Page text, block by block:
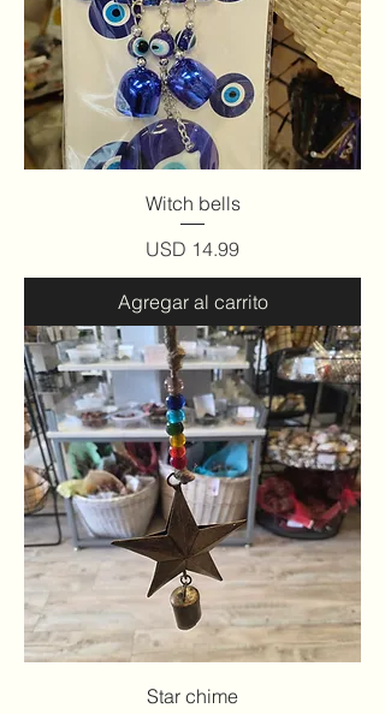
Witch bells
Precio
USD 14.99
Agregar al carrito
Star chime